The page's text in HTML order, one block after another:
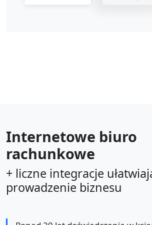
Internetowe biuro
rachunkowe
+ liczne integracje
prowadzenie biznesu